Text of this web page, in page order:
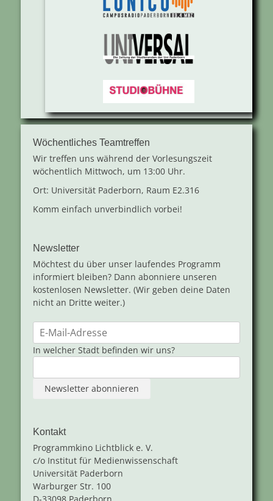
Wöchentliches Teamtreffen
Wir treffen uns während der Vorlesungszeit
wöchentlich Mittwoch, um 13:00 Uhr.
Ort: Universität Paderborn, Raum E2.316
Komm einfach unverbindlich vorbei!
Newsletter
Möchtest du über unser laufendes Programm
informiert bleiben? Dann abonniere unseren
kostenlosen Newsletter. (Wir geben deine Daten
nicht an Dritte weiter.)
In welcher Stadt befinden wir uns?
Kontakt
Programmkino Lichtblick e. V.
c/o Institut für Medienwissenschaft
Universität Paderborn
Warburger Str. 100
D-33098 Paderborn